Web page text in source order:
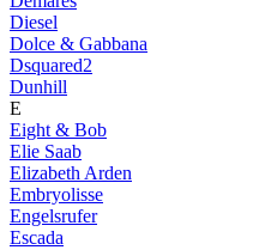
Diesel
Dolce & Gabbana
Dsquared2
Dunhill
E
Eight & Bob
Elie Saab
Elizabeth Arden
Embryolisse
Engelsrufer
Escada